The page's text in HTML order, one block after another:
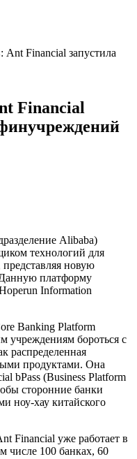
Ant Financial запустила
Financial
Alibaba)
технологий для
новую
платформу
Information
Banking Platform
учреждениям бороться с
распределенная
продуктами. Она
bPass (Business Platform
сторонние банки
ноу-хау китайского
Financial уже работает в
числе 100 банках, 60